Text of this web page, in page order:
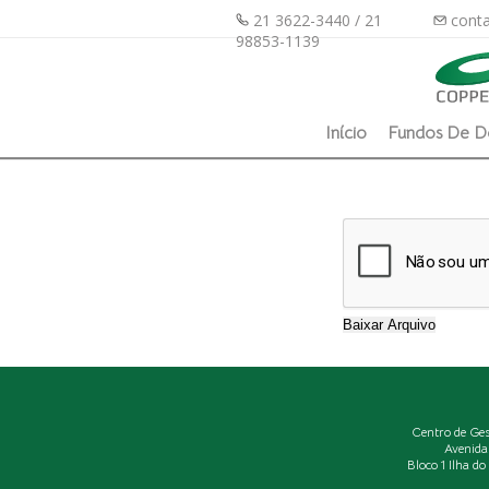
21 3622-3440 / 21
98853-1139
Início Fundos De
Centro de
Bloco 1 Ilha